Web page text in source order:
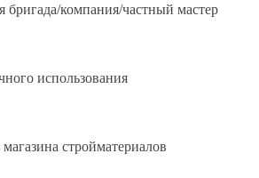
бригада/компания/частный мастер
использования
стройматериалов